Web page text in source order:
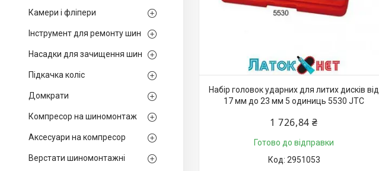
Камери і фліпери
Інструмент для ремонту шин
Насадки для зачищення шин
Підкачка коліс
Домкрати
Компресор на шиномонтаж
Аксесуари на компресор
Верстати шиномонтажні
Набір головок ударних для литих дисків від
17 мм до 23 мм 5 одиниць 5530 JTC
1 726,84 ₴
Готово до відправки
2951053